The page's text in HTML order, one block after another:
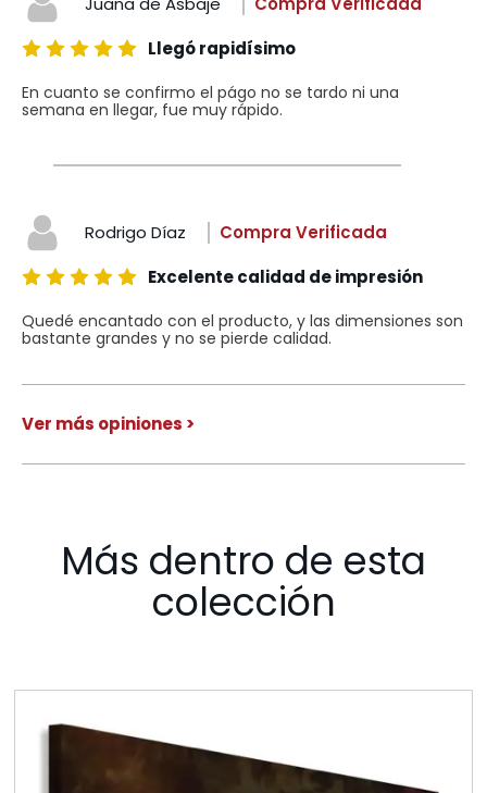
Llegó rapidísimo
En cuanto se confirmo el págo no se tardo ni una
semana en llegar, fue muy rápido.
Rodrigo Díaz
Compra Verificada
Excelente calidad de impresión
Quedé encantado con el producto, y las dimensiones son
bastante grandes y no se pierde calidad.
Ver más opiniones >
Más dentro de esta
colección